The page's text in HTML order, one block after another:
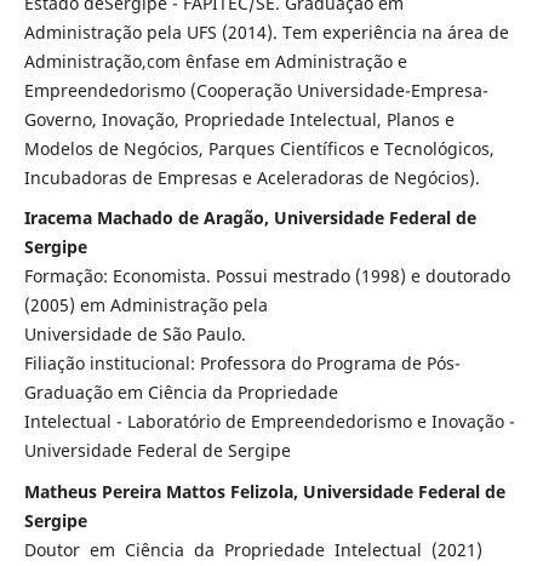
Administração pela UFS (2014). Tem experiência na área de
Administração,com ênfase em Administração e
Empreendedorismo (Cooperação Universidade-Empresa-
Governo, Inovação, Propriedade Intelectual, Planos e
Modelos de Negócios, Parques Científicos e Tecnológicos,
Incubadoras de Empresas e Aceleradoras de Negócios).
Iracema Machado de Aragão, Universidade Federal de
Sergipe
Formação: Economista. Possui mestrado (1998) e doutorado
(2005) em Administração pela
Universidade de São Paulo.
Filiação institucional: Professora do Programa de Pós-
Graduação em Ciência da Propriedade
Intelectual - Laboratório de Empreendedorismo e Inovação -
Universidade Federal de Sergipe
Matheus Pereira Mattos Felizola, Universidade Federal de
Sergipe
Doutor em Ciência da Propriedade Intelectual (2021)